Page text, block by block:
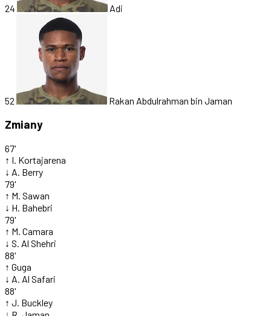
24 Adi
52 Rakan Abdulrahman bin Jaman
Zmiany
67'
↑ I. Kortajarena
↓ A. Berry
79'
↑ M. Sawan
↓ H. Bahebri
79'
↑ M. Camara
↓ S. Al Shehri
88'
↑ Guga
↓ A. Al Safari
88'
↑ J. Buckley